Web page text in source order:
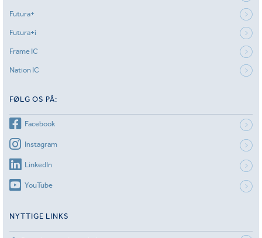
Futura+
Futura+i
Frame IC
Nation IC
FØLG OS PÅ:
Facebook
Instagram
LinkedIn
YouTube
NYTTIGE LINKS